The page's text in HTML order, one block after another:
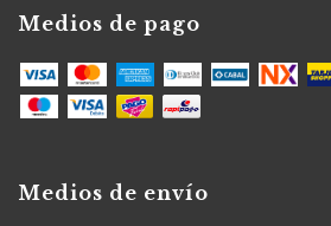
Medios de pago
Medios de envío